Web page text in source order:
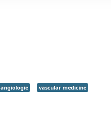
angiologie vascular medicine